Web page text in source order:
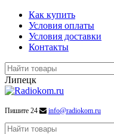
Как купить
Условия оплаты
Условия доставки
Контакты
Липецк
Пишите 24 info@radiokom.ru